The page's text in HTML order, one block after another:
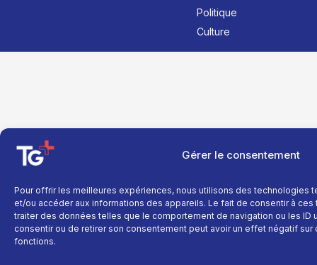
Gérer le consentement
Pour offrir les meilleures expériences, nous utilisons des technologies
et/ou accéder aux informations des appareils. Le fait de consentir à
traiter des données telles que le comportement de navigation ou les ID
consentir ou de retirer son consentement peut avoir un effet négatif
fonctions.
Politique
Culture